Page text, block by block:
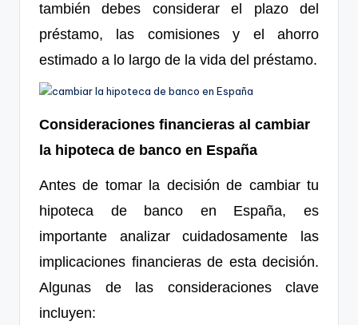
también debes considerar el plazo del
préstamo, las comisiones y el ahorro
estimado a lo largo de la vida del préstamo.
Consideraciones financieras al cambiar
la hipoteca de banco en España
Antes de tomar la decisión de cambiar tu
hipoteca de banco en España, es
importante analizar cuidadosamente las
implicaciones financieras de esta decisión.
Algunas de las consideraciones clave
incluyen: